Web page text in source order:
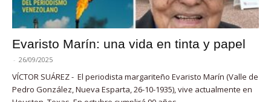
Evaristo Marín: una vida en tinta y papel
- 26/09/2025
VÍCTOR SUÁREZ - El periodista margariteño Evaristo Marín (Valle de
Pedro González, Nueva Esparta, 26-10-1935), vive actualmente en